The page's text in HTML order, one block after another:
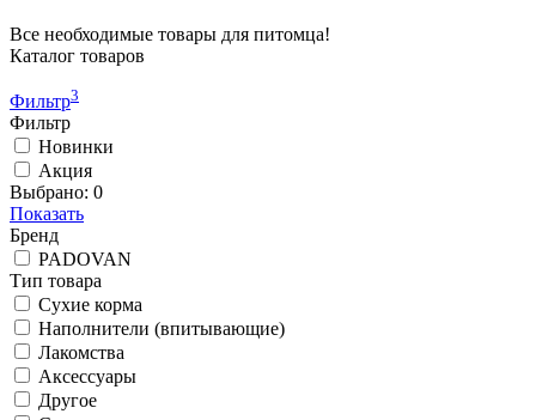
Все необходимые товары для питомца!
Каталог товаров
Фильтр3
Фильтр
Новинки
Акция
Выбрано: 0
Показать
Бренд
PADOVAN
Тип товара
Сухие корма
Наполнители (впитывающие)
Лакомства
Аксессуары
Другое